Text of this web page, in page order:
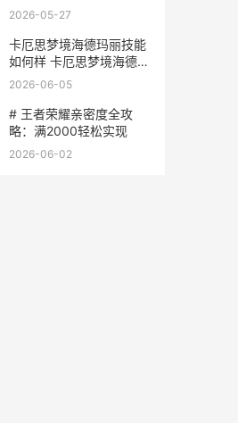
么
2026-05-27
卡厄思梦境海德玛丽技能
如何样 卡厄思梦境海德玛
丽强度
2026-06-05
# 王者荣耀亲密度全攻
略：满2000轻松实现
2026-06-02